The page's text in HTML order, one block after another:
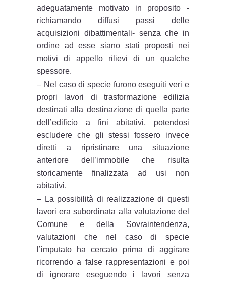
adeguatamente motivato in proposito -
richiamando diffusi passi delle
acquisizioni dibattimentali- senza che in
ordine ad esse siano stati proposti nei
motivi di appello rilievi di un qualche
spessore.
– Nel caso di specie furono eseguiti veri e
propri lavori di trasformazione edilizia
destinati alla destinazione di quella parte
dell’edificio a fini abitativi, potendosi
escludere che gli stessi fossero invece
diretti a ripristinare una situazione
anteriore dell’immobile che risulta
storicamente finalizzata ad usi non
abitativi.
– La possibilità di realizzazione di questi
lavori era subordinata alla valutazione del
Comune e della Sovraintendenza,
valutazioni che nel caso di specie
l’imputato ha cercato prima di aggirare
ricorrendo a false rappresentazioni e poi
di ignorare eseguendo i lavori senza